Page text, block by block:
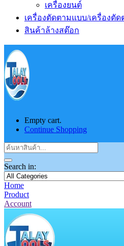
เครื่องยนต์
เครื่องตัดตามแบบ/เครื่องตัด
สินค้าล้างสต๊อก
Empty cart.
Continue Shopping
Search in:
Home
Product
Account